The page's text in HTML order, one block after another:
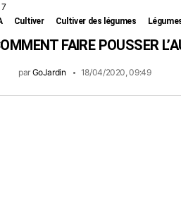
7
Cultiver Cultiver des légumes
FAIRE POUSSER
par GoJardin 18/04/2020, 09:49